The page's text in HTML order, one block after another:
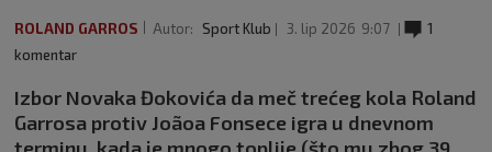
ROLAND GARROS Autor: Sport Klub 3. lip 2026 9:07
1
komentar
Izbor Novaka Đokovića da meč trećeg kola Roland
Garrosa protiv Joãoa Fonsece igra u dnevnom